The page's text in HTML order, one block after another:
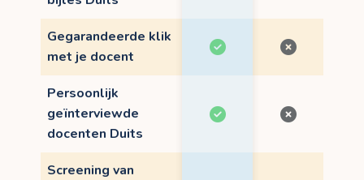
Gegarandeerde klik
met je docent
Persoonlijk
geïnterviewde
docenten Duits
Screening van